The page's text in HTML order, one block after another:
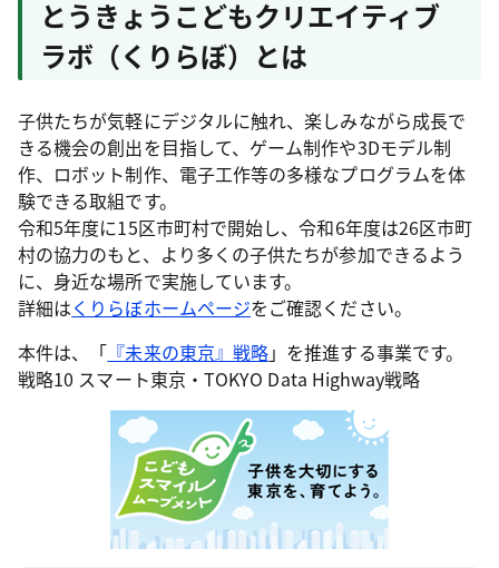
とうきょうこどもクリエイティブ
ラボ（くりらぼ）とは
子供たちが気軽にデジタルに触れ、楽しみながら成長で
きる機会の創出を目指して、ゲーム制作や3Dモデル制
作、ロボット制作、電子工作等の多様なプログラムを体
験できる取組です。
令和5年度に15区市町村で開始し、令和6年度は26区市町
村の協力のもと、より多くの子供たちが参加できるよう
に、身近な場所で実施しています。
詳細はくりらぼホームページをご確認ください。
本件は、「 『未来の東京』戦略」を推進する事業です。
戦略10 スマート東京・TOKYO Data Highway戦略